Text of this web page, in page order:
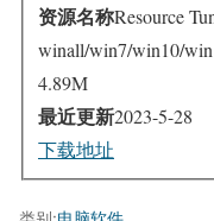
资源名称Resource
winall/win7/win10/
4.89M
最近更新2023-5-28
下载地址